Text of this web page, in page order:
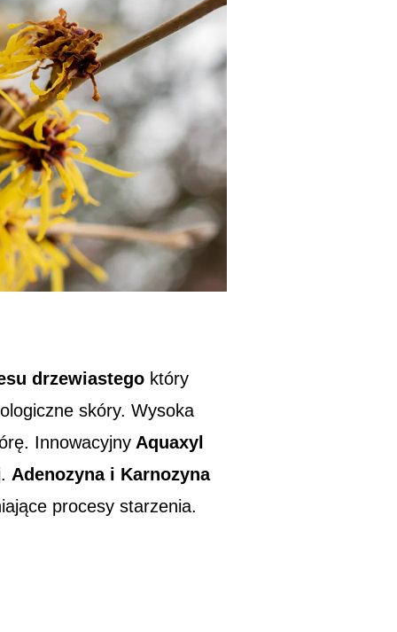
drzewiastego który
skóry. Wysoka
Innowacyjny Aquaxyl
Adenozyna i Karnozyna
procesy starzenia.